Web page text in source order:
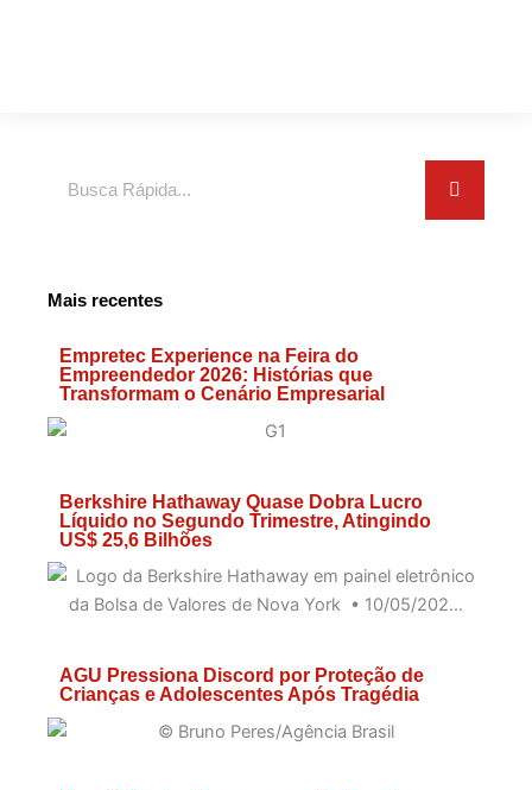
Mais recentes
Empretec Experience na Feira do
Empreendedor 2026: Histórias que
Transformam o Cenário Empresarial
Berkshire Hathaway Quase Dobra Lucro
Líquido no Segundo Trimestre, Atingindo
US$ 25,6 Bilhões
AGU Pressiona Discord por Proteção de
Crianças e Adolescentes Após Tragédia